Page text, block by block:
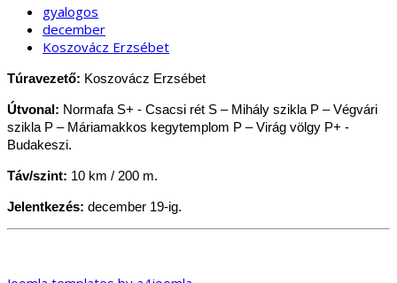
gyalogos
december
Koszovácz Erzsébet
Túravezető: Koszovácz Erzsébet
Útvonal: Normafa S+ - Csacsi rét S – Mihály szikla P – Végvári
szikla P – Máriamakkos kegytemplom P – Virág völgy P+ -
Budakeszi.
Táv/szint: 10 km / 200 m.
Jelentkezés: december 19-ig.